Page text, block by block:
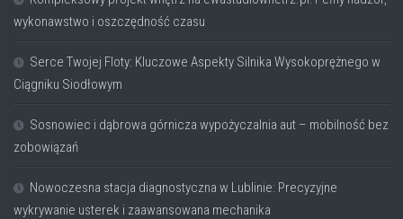
wykonawstwo i oszczędność czasu
Serce Twojej Floty: Kluczowe Aspekty Silnika Wysokoprężnego w
Ciągniku Siodłowym
Sosnowiec i dąbrowa górnicza wypożyczalnia aut – mobilność bez
zobowiązań
Nowoczesna stacja diagnostyczna w Lublinie: Precyzyjne
wykrywanie usterek i zaawansowana mechanika